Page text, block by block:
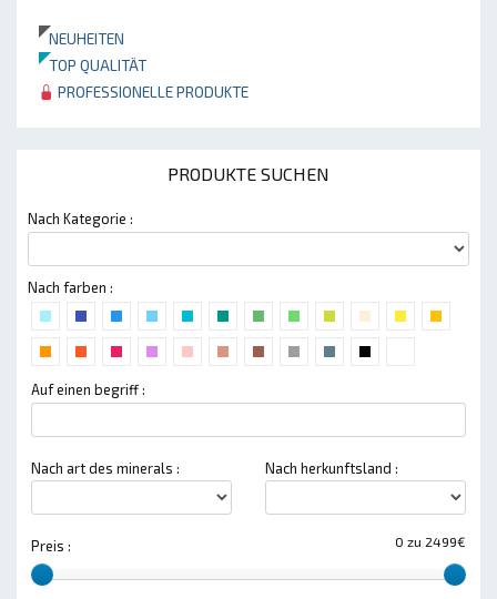
NEUHEITEN
TOP QUALITÄT
PROFESSIONELLE PRODUKTE
PRODUKTE SUCHEN
Nach Kategorie :
Nach farben :
Auf einen begriff :
Nach art des minerals : Nach herkunftsland :
0 zu 2499€
Preis :